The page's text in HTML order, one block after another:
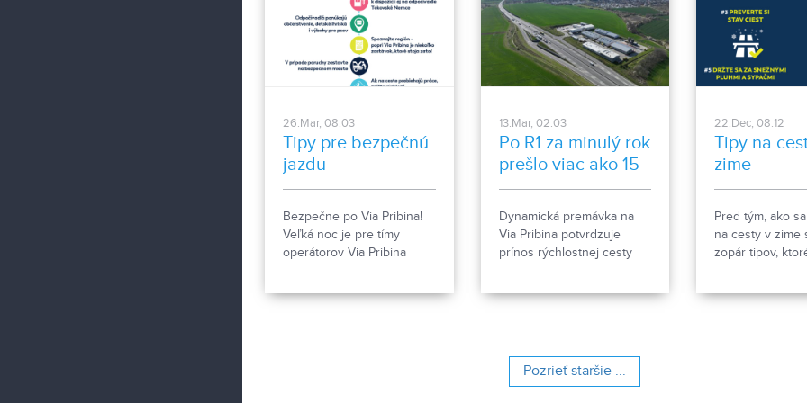
toxickej kultúre.
peňaženky.
negatívne aj na
elektroniku,
rýchlejšie
vodného kameňa
domácnosti.
26.Mar, 08:03
Tipy pre bezpečnú
jazdu
Bezpečne po Via Pribina!
Veľká noc je pre tímy
operátorov Via Pribina
13.Mar, 02:03
Po R1 za minulý rok
prešlo viac ako 15
miliónov vozidiel.
Dynamická premávka na
Via Pribina potvrdzuje
prínos rýchlostnej cesty
mobility s viac ako 15
miliónmi vozidiel v roku
22.Dec, 08:12
Tipy na
zime
Pred tým, ako
na cesty v zime
zopár tipov,
Pozrieť staršie ...